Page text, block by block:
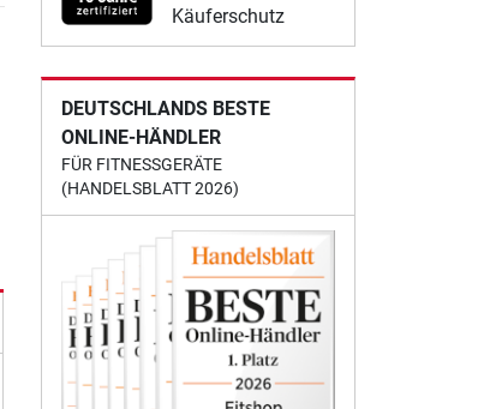
Käuferschutz
DEUTSCHLANDS BESTE
ONLINE-HÄNDLER
FÜR FITNESSGERÄTE
(HANDELSBLATT 2026)